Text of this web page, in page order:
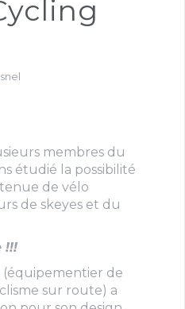
membres du
étudié la possibilité
de vélo
de skeyes et du
!!!
(équipementier de
sur route) a